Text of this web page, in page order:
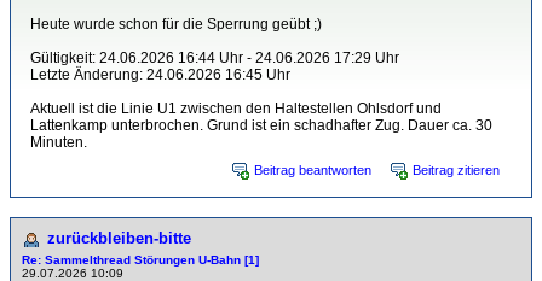
Heute wurde schon für die Sperrung geübt ;)
Gültigkeit: 24.06.2026 16:44 Uhr - 24.06.2026 17:29 Uhr
Letzte Änderung: 24.06.2026 16:45 Uhr
Aktuell ist die Linie U1 zwischen den Haltestellen Ohlsdorf und
Lattenkamp unterbrochen. Grund ist ein schadhafter Zug. Dauer ca. 30
Minuten.
Beitrag beantworten Beitrag zitieren
zurückbleiben-bitte
Re: Sammelthread Störungen U-Bahn [1]
29.07.2026 10:09